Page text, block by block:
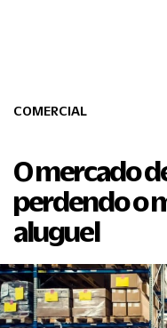
COMERCIAL
O mercado
perdendo o
aluguel